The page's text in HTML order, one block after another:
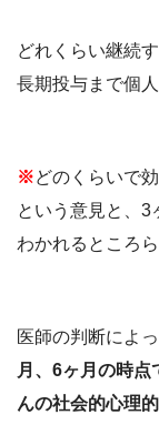
どれくらい継続
長期投与まで個
※どのくらいで
という意見と、3
わかれるところら
医師の判断によ
月、6ヶ月の時点
んの社会的心理